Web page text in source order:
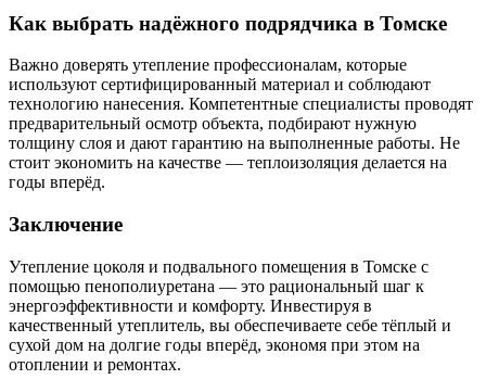
Как выбрать надёжного подрядчика в Томске
Важно доверять утепление профессионалам, которые
используют сертифицированный материал и соблюдают
технологию нанесения. Компетентные специалисты проводят
предварительный осмотр объекта, подбирают нужную
толщину слоя и дают гарантию на выполненные работы. Не
стоит экономить на качестве — теплоизоляция делается на
годы вперёд.
Заключение
Утепление цоколя и подвального помещения в Томске с
помощью пенополиуретана — это рациональный шаг к
энергоэффективности и комфорту. Инвестируя в
качественный утеплитель, вы обеспечиваете себе тёплый и
сухой дом на долгие годы вперёд, экономя при этом на
отоплении и ремонтах.